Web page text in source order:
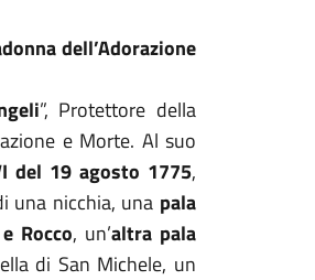
dell’Adorazione
”, Protettore della
e Morte. Al suo
del 19 agosto 1775,
una nicchia, una pala
Rocco, un’altra pala
di San Michele, un